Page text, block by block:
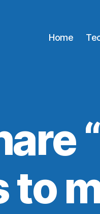
Home
to